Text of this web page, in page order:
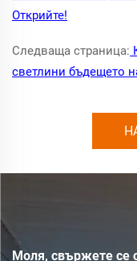
Открийте!
Следваща страница:
светлини бъдещето
Моля, свържете се